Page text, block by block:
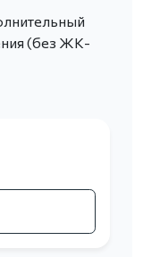
(без ЖК-